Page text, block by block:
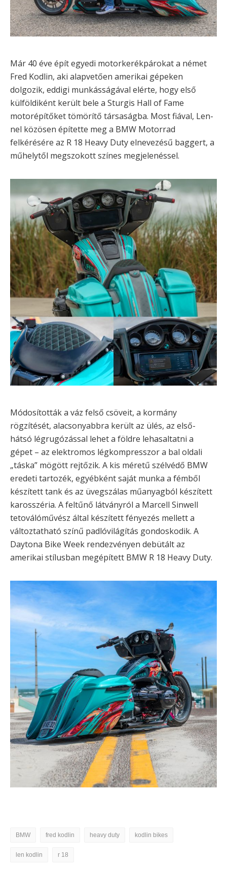
Már 40 éve épít egyedi motorkerékpárokat a német
Fred Kodlin, aki alapvetően amerikai gépeken
dolgozik, eddigi munkásságával elérte, hogy első
külföldiként került bele a Sturgis Hall of Fame
motorépítőket tömörítő társaságba. Most fiával, Len-
nel közösen építette meg a BMW Motorrad
felkérésére az R 18 Heavy Duty elnevezésű baggert, a
műhelytől megszokott színes megjelenéssel.
Módosították a váz felső csöveit, a kormány
rögzítését, alacsonyabbra került az ülés, az első-
hátsó légrugózással lehet a földre lehasaltatni a
gépet – az elektromos légkompresszor a bal oldali
„táska” mögött rejtőzik. A kis méretű szélvédő BMW
eredeti tartozék, egyébként saját munka a fémből
készített tank és az üvegszálas műanyagból készített
karosszéria. A feltűnő látványról a Marcell Sinwell
tetoválóművész által készített fényezés mellett a
változtatható színű padlóvilágítás gondoskodik. A
Daytona Bike Week rendezvényen debütált az
amerikai stílusban megépített BMW R 18 Heavy Duty.
BMW fred kodlin heavy duty kodlin bikes
len kodlin r 18